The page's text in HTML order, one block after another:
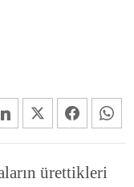
ürettikleri